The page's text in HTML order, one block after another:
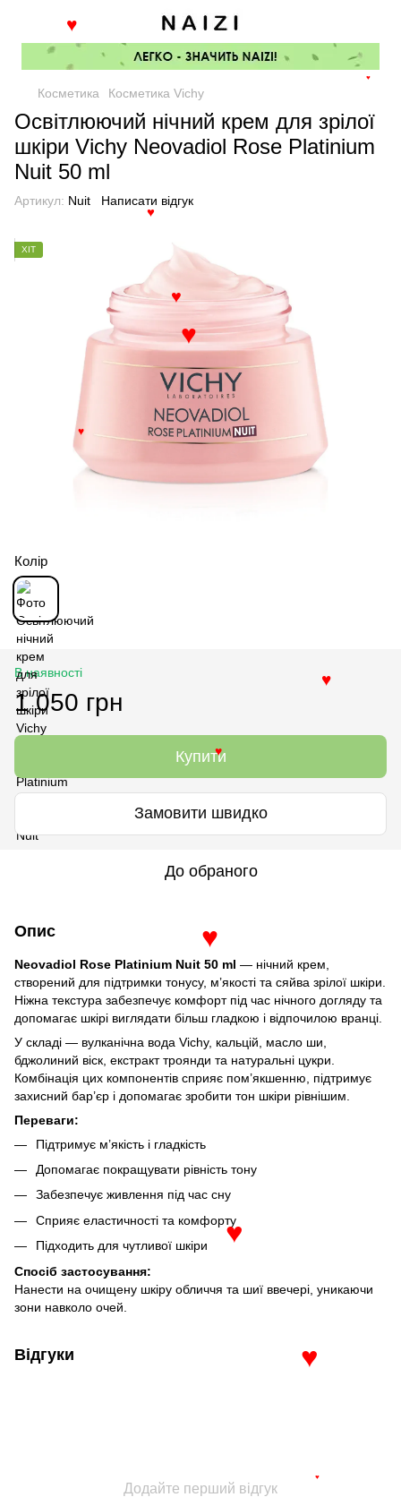
Косметика Косметика Vichy
Освітлюючий нічний крем для зрілої
шкіри Vichy Neovadiol Rose Platinium
Nuit 50 ml
Артикул: Nuit Написати відгук
ХІТ
Колір
В наявності
1 050 грн
Купити
Замовити швидко
До обраного
Опис
Neovadiol Rose Platinium Nuit 50 ml — нічний крем,
створений для підтримки тонусу, м’якості та сяйва зрілої шкіри.
Ніжна текстура забезпечує комфорт під час нічного догляду та
допомагає шкірі виглядати більш гладкою і відпочилою вранці.
У складі — вулканічна вода Vichy, кальцій, масло ши,
бджолиний віск, екстракт троянди та натуральні цукри.
Комбінація цих компонентів сприяє пом’якшенню, підтримує
захисний бар’єр і допомагає зробити тон шкіри рівнішим.
Переваги:
Підтримує м’якість і гладкість
Допомагає покращувати рівність тону
Забезпечує живлення під час сну
Сприяє еластичності та комфорту
Підходить для чутливої шкіри
Спосіб застосування:
Нанести на очищену шкіру обличчя та шиї ввечері, уникаючи
зони навколо очей.
Відгуки
Додайте перший відгук
♥
♥
♥
♥
♥
♥
♥
♥
♥